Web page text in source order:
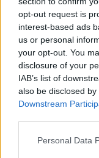
opt-out request is
interest-based ads
us or personal
your opt-out. You
disclosure of your
IAB’s list of
also be disclosed
Downstream
Personal Data